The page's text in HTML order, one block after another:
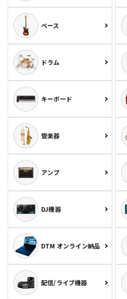
ベース
ドラム
キーボード
管楽器
アンプ
DJ機器
DTM オンライン納品
配信/ライブ機器